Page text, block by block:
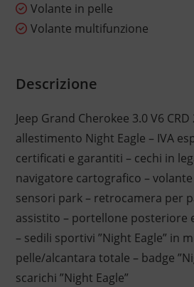
Volante in pelle
Volante multifunzione
Descrizione
Jeep Grand Cherokee 3.0 V6 CRD
allestimento Night Eagle – IVA
certificati e garantiti – cechi in
navigatore cartografico –
sensori park – retrocamera per
assistito – portellone posteriore
– sedili sportivi ”Night Eagle” in
pelle/alcantara totale – badge
scarichi ”Night Eagle”